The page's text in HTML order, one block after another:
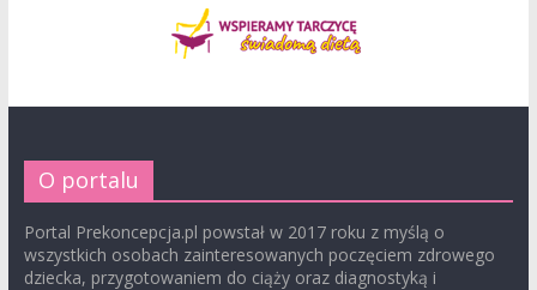
O portalu
Portal Prekoncepcja.pl powstał w 2017 roku z myślą o
wszystkich osobach zainteresowanych poczęciem zdrowego
dziecka, przygotowaniem do ciąży oraz diagnostyką i